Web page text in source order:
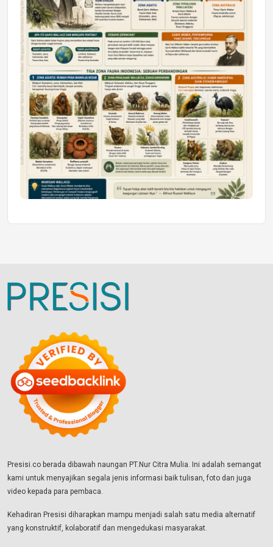
Presisi.co berada dibawah naungan PT.Nur Citra Mulia. Ini adalah semangat
kami untuk menyajikan segala jenis informasi baik tulisan, foto dan juga
video kepada para pembaca.
Kehadiran Presisi diharapkan mampu menjadi salah satu media alternatif
yang konstruktif, kolaboratif dan mengedukasi masyarakat.